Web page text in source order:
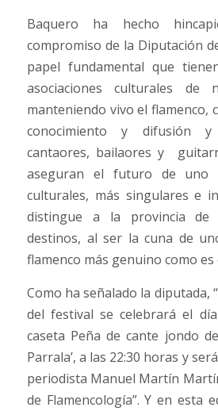
Baquero ha hecho
compromiso de la Diputación
papel fundamental que
asociaciones culturales de
manteniendo vivo el flamenco,
conocimiento y difusión
cantaores, bailaores y
aseguran el futuro de uno
culturales, más singulares e
distingue a la provincia de
destinos, al ser la cuna de
flamenco más genuino como es
Como ha señalado la diputada,
del festival se celebrará el
caseta Peña de cante jondo
Parrala’, a las 22:30 horas y
periodista Manuel Martín
de Flamencología”. Y en esta